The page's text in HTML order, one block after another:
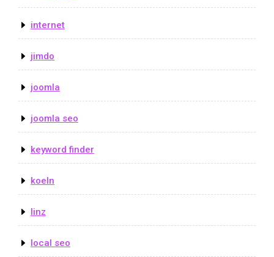
internet
jimdo
joomla
joomla seo
keyword finder
koeln
linz
local seo